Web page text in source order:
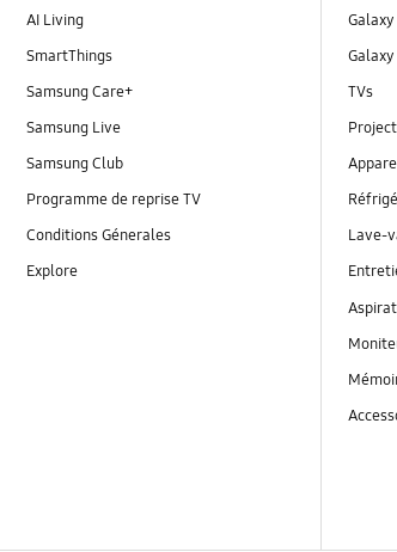
AI Living
SmartThings
Samsung Care+
Samsung Live
Samsung Club
Programme de reprise TV
Conditions Génerales
Explore
TVs
Lave-